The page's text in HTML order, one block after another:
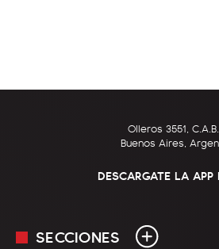
Olleros 3551,
Buenos Aires,
DESCARGATE LA APP
SECCIONES